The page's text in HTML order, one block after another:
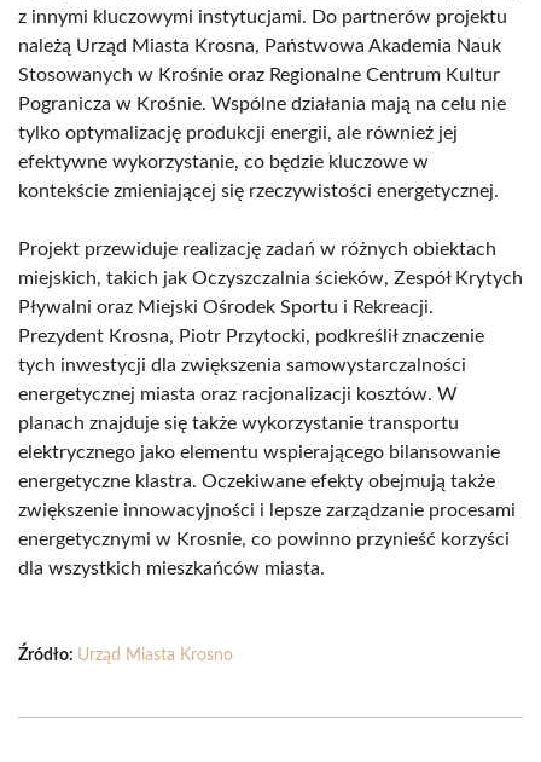
z innymi kluczowymi instytucjami. Do partnerów projektu
należą Urząd Miasta Krosna, Państwowa Akademia Nauk
Stosowanych w Krośnie oraz Regionalne Centrum Kultur
Pogranicza w Krośnie. Wspólne działania mają na celu nie
tylko optymalizację produkcji energii, ale również jej
efektywne wykorzystanie, co będzie kluczowe w
kontekście zmieniającej się rzeczywistości energetycznej.
Projekt przewiduje realizację zadań w różnych obiektach
miejskich, takich jak Oczyszczalnia ścieków, Zespół Krytych
Pływalni oraz Miejski Ośrodek Sportu i Rekreacji.
Prezydent Krosna, Piotr Przytocki, podkreślił znaczenie
tych inwestycji dla zwiększenia samowystarczalności
energetycznej miasta oraz racjonalizacji kosztów. W
planach znajduje się także wykorzystanie transportu
elektrycznego jako elementu wspierającego bilansowanie
energetyczne klastra. Oczekiwane efekty obejmują także
zwiększenie innowacyjności i lepsze zarządzanie procesami
energetycznymi w Krosnie, co powinno przynieść korzyści
dla wszystkich mieszkańców miasta.
Źródło: Urząd Miasta Krosno